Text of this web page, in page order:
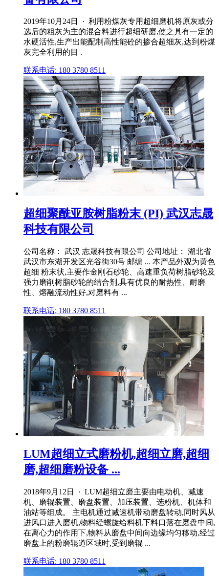
2019年10月24日 · 利用粉煤灰专用超细磨机将原灰或分
选后的粗灰为主的混合料进行超细研磨,使之具有一定的
水硬活性,生产出能配制高性能砼的掺合超细灰,达到粉煤
灰完全利用的目 .
联系电话: 180 3780 8511
超细聚酰亚胺树脂粉末 (PI) 武汉志晟
科技有限公司
公司名称： 武汉 志晟科技有限公司 公司地址： 湖北省
武汉市东湖开发区光谷街30号 邮编 ... 本产品外观为黄色
超细 粉末状,主要作金刚石砂轮、高速重负荷树脂砂轮及
强力磨削树脂砂轮的结合剂,具有优良的耐热性、耐磨
性、熔融流动性好,对磨料有 ...
联系电话: 180 3780 8511
LUM超细立式磨粉机,超细立磨,超细
磨,超细磨粉设备 ...
2018年9月12日 · LUM超细立磨主要由电动机、减速
机、磨辊装置、磨盘装置、加压装置、选粉机、机体和
油站等组成。 主电机通过减速机带动磨盘转动,同时风从
进风口进入磨机,物料经螺旋给料机下料口落在磨盘中间,
在离心力的作用下,物料从磨盘中间向边缘均匀移动,经过
磨盘上的粉磨辊道区域时,受到磨辊 ...
联系电话: 180 3780 8511